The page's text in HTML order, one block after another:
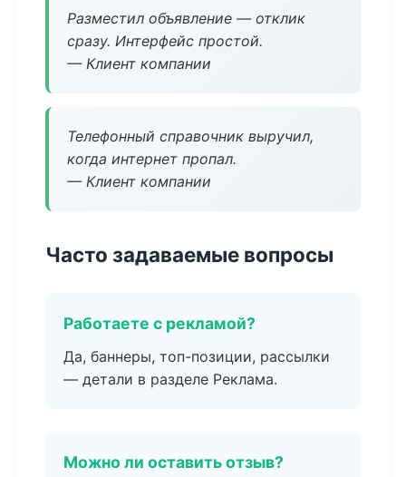
Разместил объявление — отклик
сразу. Интерфейс простой.
— Клиент компании
Телефонный справочник выручил,
когда интернет пропал.
— Клиент компании
Часто задаваемые вопросы
Работаете с рекламой?
Да, баннеры, топ-позиции, рассылки
— детали в разделе Реклама.
Можно ли оставить отзыв?